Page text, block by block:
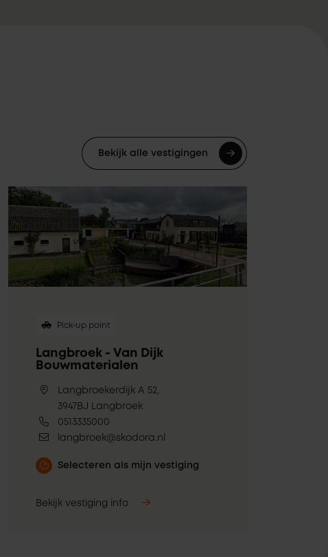
Bekijk alle vestigingen
Pick-up point
Langbroek - Van Dijk
Bouwmaterialen
Langbroekerdijk A 52,
3947BJ Langbroek
0513335000
langbroek@skodora.nl
Selecteren als mijn vestiging
Bekijk vestiging info